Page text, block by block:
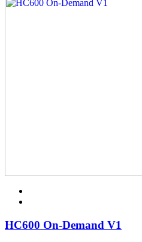
HC600 On-Demand V1